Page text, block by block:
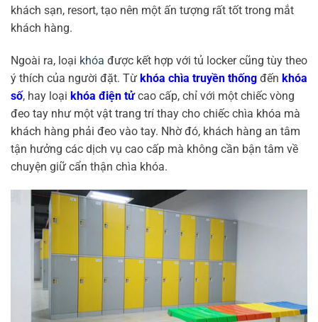
khách sạn, resort, tạo nên một ấn tượng rất tốt trong mắt
khách hàng.
Ngoài ra, loại khóa được kết hợp với tủ locker cũng tùy theo
ý thích của người đặt. Từ khóa chìa truyền thống đến khóa
số, hay loại khóa điện tử cao cấp, chỉ với một chiếc vòng
đeo tay như một vật trang trí thay cho chiếc chìa khóa mà
khách hàng phải đeo vào tay. Nhờ đó, khách hàng an tâm
tận hưởng các dịch vụ cao cấp mà không cần bận tâm về
chuyện giữ cẩn thận chìa khóa.